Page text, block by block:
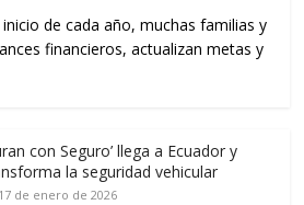
de cada año, muchas familias y
financieros, actualizan metas y
con Seguro’ llega a Ecuador y
la seguridad vehicular
17 de enero de 2026